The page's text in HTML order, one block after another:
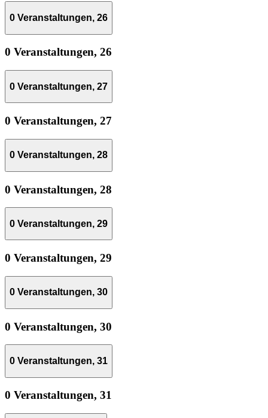
0 Veranstaltungen, 26
0 Veranstaltungen, 26
0 Veranstaltungen, 27
0 Veranstaltungen, 27
0 Veranstaltungen, 28
0 Veranstaltungen, 28
0 Veranstaltungen, 29
0 Veranstaltungen, 29
0 Veranstaltungen, 30
0 Veranstaltungen, 30
0 Veranstaltungen, 31
0 Veranstaltungen, 31